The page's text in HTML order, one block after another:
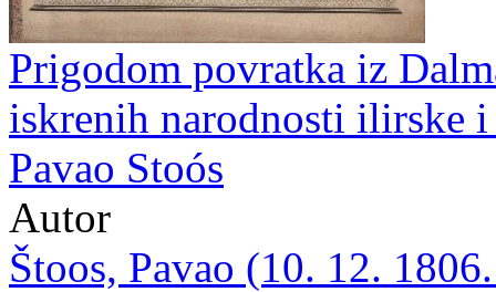
Prigodom povratka iz
iskrenih narodnosti ilirske
Pavao Stoós
Autor
Štoos, Pavao (10. 12.